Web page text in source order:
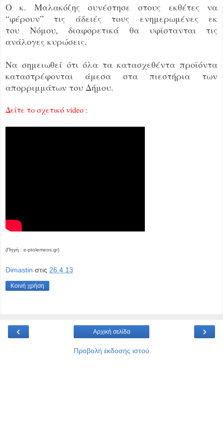
Ο κ. Μαλακόζης συνέστησε στους εκθέτες να
“φέρουν” τις άδειές τους ενημερωμένες εκ
τουΝόμου, διαφορετικά θα υφίστανται τις
ανάλογες κυρώσεις.
Να σημειωθεί ότι όλα τα κατασχεθέντα προϊόντα
καταστρέφονται άμεσα στα πιεστήρια των
απορριμμάτων του Δήμου.
Δείτε το σχετικό video :
(Πηγή : e-ptolemeos.gr)
Dimastin στις 26.4.13
Κοινή χρήση
‹ ›
Αρχική σελίδα
Προβολή έκδοσης ιστού